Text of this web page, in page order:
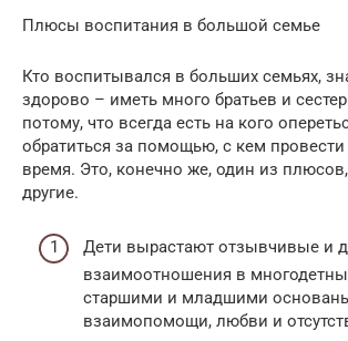
Плюсы воспитания в большой семье
Кто воспитывался в больших семьях,
здорово – иметь много братьев и
потому, что всегда есть на кого
обратиться за помощью, с кем
время. Это, конечно же, один из
другие.
Дети вырастают отзывчивые и
взаимоотношения в
старшими и младшими
взаимопомощи, любви и